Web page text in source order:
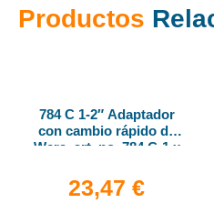
Productos
784 C 1-2″ Adaptador
con cambio rápido de
Wera, art. no. 784 C-1 x
23,47 €